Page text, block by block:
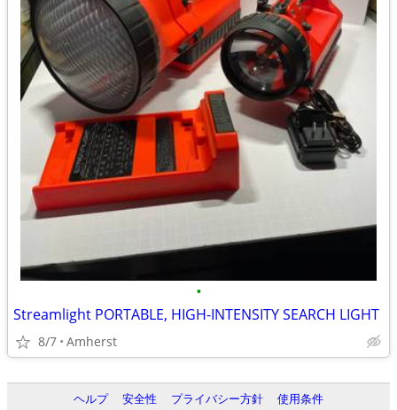
•
Streamlight PORTABLE, HIGH-INTENSITY SEARCH LIGHT
8/7 Amherst
ヘルプ 安全性 プライバシー方針 使用条件